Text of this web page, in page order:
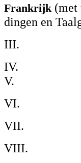
Frankrijk (met
dingen en
III.
IV.
V.
VI.
VII.
VIII.